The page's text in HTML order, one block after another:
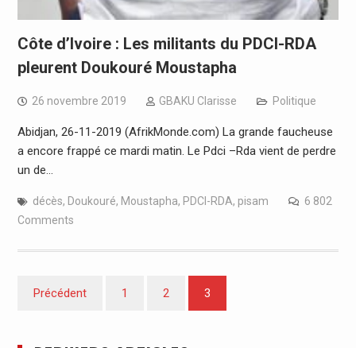
Côte d’Ivoire : Les militants du PDCI-RDA
pleurent Doukouré Moustapha
26 novembre 2019 GBAKU Clarisse Politique
Abidjan, 26-11-2019 (AfrikMonde.com) La grande faucheuse
a encore frappé ce mardi matin. Le Pdci –Rda vient de perdre
un de…
décès, Doukouré, Moustapha, PDCI-RDA, pisam
6 802
Comments
Pagination
Précédent 1 2 3